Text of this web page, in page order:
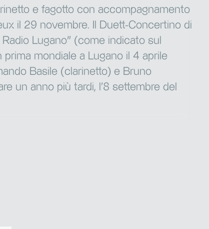
e fagotto con accompagnamento
il 29 novembre. Il Duett-Concertino di
Lugano” (come indicato sul
mondiale a Lugano il 4 aprile
Basile (clarinetto) e Bruno
un anno più tardi, l’8 settembre del